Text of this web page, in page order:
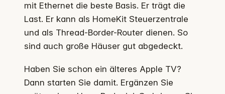
mit Ethernet die beste Basis. Er trägt die
Last. Er kann als HomeKit Steuerzentrale
und als Thread-Border-Router dienen. So
sind auch große Häuser gut abgedeckt.
Haben Sie schon ein älteres Apple TV?
Dann starten Sie damit. Ergänzen Sie